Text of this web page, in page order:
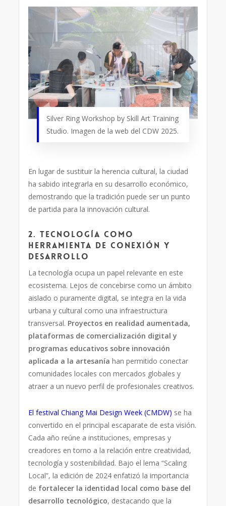
Silver Ring Workshop by Skill Art Training
Studio. Imagen de la web del CDW 2025.
En lugar de sustituir la herencia cultural, la ciudad
ha sabido integrarla en su desarrollo económico,
demostrando que la tradición puede ser un punto
de partida para la innovación cultural.
2. Tecnología como
herramienta de conexión y
desarrollo
La tecnología ocupa un papel relevante en este
ecosistema. Lejos de concebirse como un ámbito
aislado o puramente digital, se integra en la vida
urbana y cultural como una infraestructura
transversal. Proyectos en realidad aumentada,
plataformas de comercialización digital y
programas educativos sobre innovación
aplicada a la artesanía han permitido conectar
comunidades locales con mercados globales y
atraer a un nuevo perfil de profesionales creativos.
El festival Chiang Mai Design Week (CMDW) se ha
convertido en el principal escaparate de esta visión.
Cada año reúne a instituciones, empresas y
creadores en torno a la relación entre creatividad,
tecnología y sostenibilidad. Bajo el lema “Scaling
Local”, la edición de 2024 enfatizó la importancia
de fortalecer la identidad local como base del
desarrollo tecnológico, destacando que la